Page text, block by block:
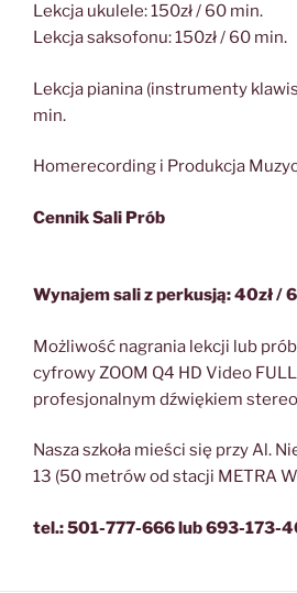
Lekcja ukulele: 150zł / 60 min.
Lekcja saksofonu: 150zł / 60 min.
Lekcja pianina (instrumenty
min.
Homerecording i Produkcja
Cennik Sali Prób
Wynajem sali z perkusją: 40zł /
Możliwość nagrania lekcji lub
cyfrowy ZOOM Q4 HD Video
profesjonalnym dźwiękiem
Nasza szkoła mieści się przy Al.
13 (50 metrów od stacji METRA
tel.: 501-777-666 lub 693-173-